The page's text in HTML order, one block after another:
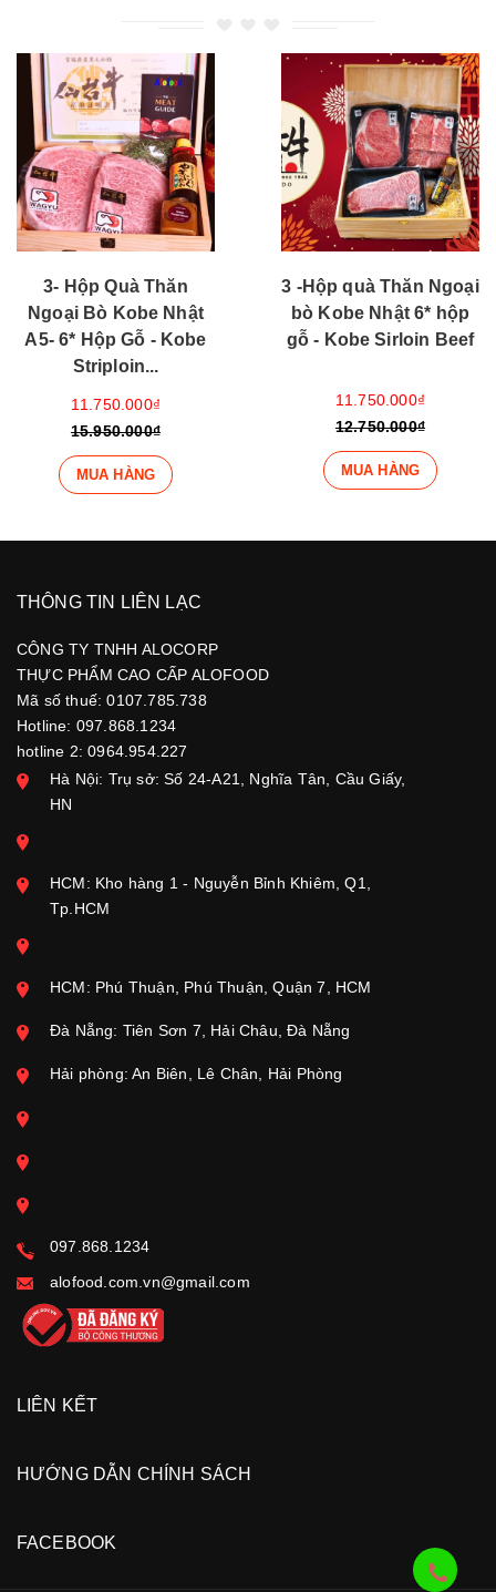
3- Hộp Quà Thăn
Ngoại Bò Kobe Nhật
A5- 6* Hộp Gỗ - Kobe
Striploin...
11.750.000₫
15.950.000₫
MUA HÀNG
3 -Hộp quà Thăn Ngoại
bò Kobe Nhật 6* hộp
gỗ - Kobe Sirloin Beef
11.750.000₫
12.750.000₫
MUA HÀNG
THÔNG TIN LIÊN LẠC
CÔNG TY TNHH ALOCORP
THỰC PHẨM CAO CẤP ALOFOOD
Mã số thuế: 0107.785.738
Hotline: 097.868.1234
hotline 2: 0964.954.227
Hà Nội: Trụ sở: Số 24-A21, Nghĩa Tân, Cầu Giấy,
HN
HCM: Kho hàng 1 - Nguyễn Bỉnh Khiêm, Q1,
Tp.HCM
HCM: Phú Thuận, Phú Thuận, Quận 7, HCM
Đà Nẵng: Tiên Sơn 7, Hải Châu, Đà Nẵng
Hải phòng: An Biên, Lê Chân, Hải Phòng
097.868.1234
alofood.com.vn@gmail.com
LIÊN KẾT
HƯỚNG DẪN CHÍNH SÁCH
FACEBOOK